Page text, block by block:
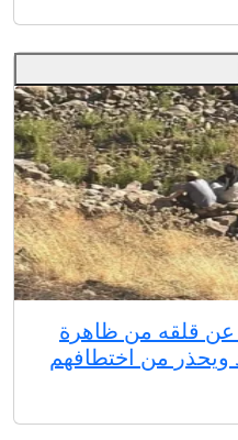
عن قلقه من ظاهرة
ويحذر من اختطافهم